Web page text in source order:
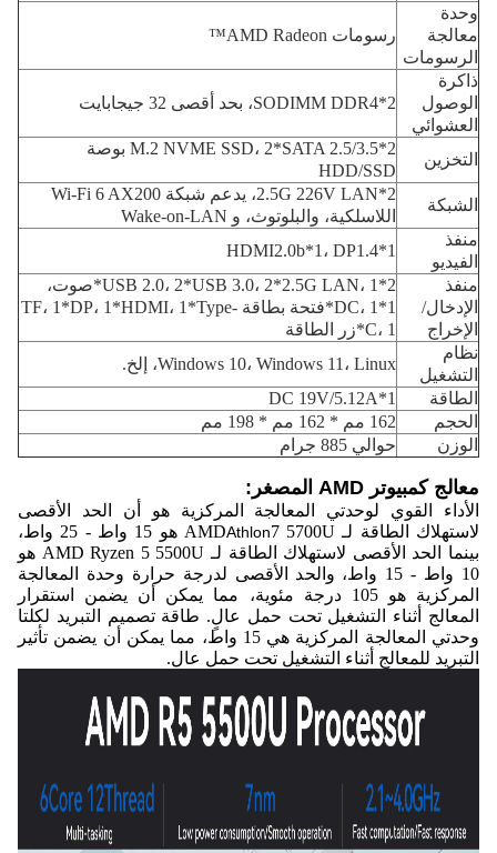
وحدة
معالجة
الرسومات
رسومات AMD Radeon™
ذاكرة
الوصول
العشوائي
التخزين
2*M.2 NVME SSD، 2*SATA 2.5/3.5 بوصة
HDD/SSD
الشبكة
2*2.5G 226V LAN، يدعم شبكة Wi-Fi 6 AX200
اللاسلكية، والبلوتوث، و Wake-on-LAN
منفذ
الفيديو
HDMI2.0b*1، DP1.4*1
منفذ
الإدخال/
الإخراج
2*USB 2.0، 2*USB 3.0، 2*2.5G LAN، 1*صوت،
1*DC، 1*فتحة بطاقة TF، 1*DP، 1*HDMI، 1*Type-
C، 1*زر الطاقة
نظام
التشغيل
Windows 10، Windows 11، Linux، إلخ.
الطاقة
الحجم
162 مم * 162 مم * 198 مم
الوزن
حوالي 885 جرام
معالج كمبيوتر AMD المصغر:
الأداء القوي لوحدتي المعالجة المركزية هو أن الحد الأقصى
لاستهلاك الطاقة لـ AMD
Athlon
7 5700U هو 15 واط - 25 واط،
بينما الحد الأقصى لاستهلاك الطاقة لـ AMD Ryzen 5 5500U هو
10 واط - 15 واط، والحد الأقصى لدرجة حرارة وحدة المعالجة
المركزية هو 105 درجة مئوية، مما يمكن أن يضمن استقرار
المعالج أثناء التشغيل تحت حمل عالٍ. طاقة تصميم التبريد لكلتا
وحدتي المعالجة المركزية هي 15 واط، مما يمكن أن يضمن تأثير
التبريد للمعالج أثناء التشغيل تحت حمل عالٍ.